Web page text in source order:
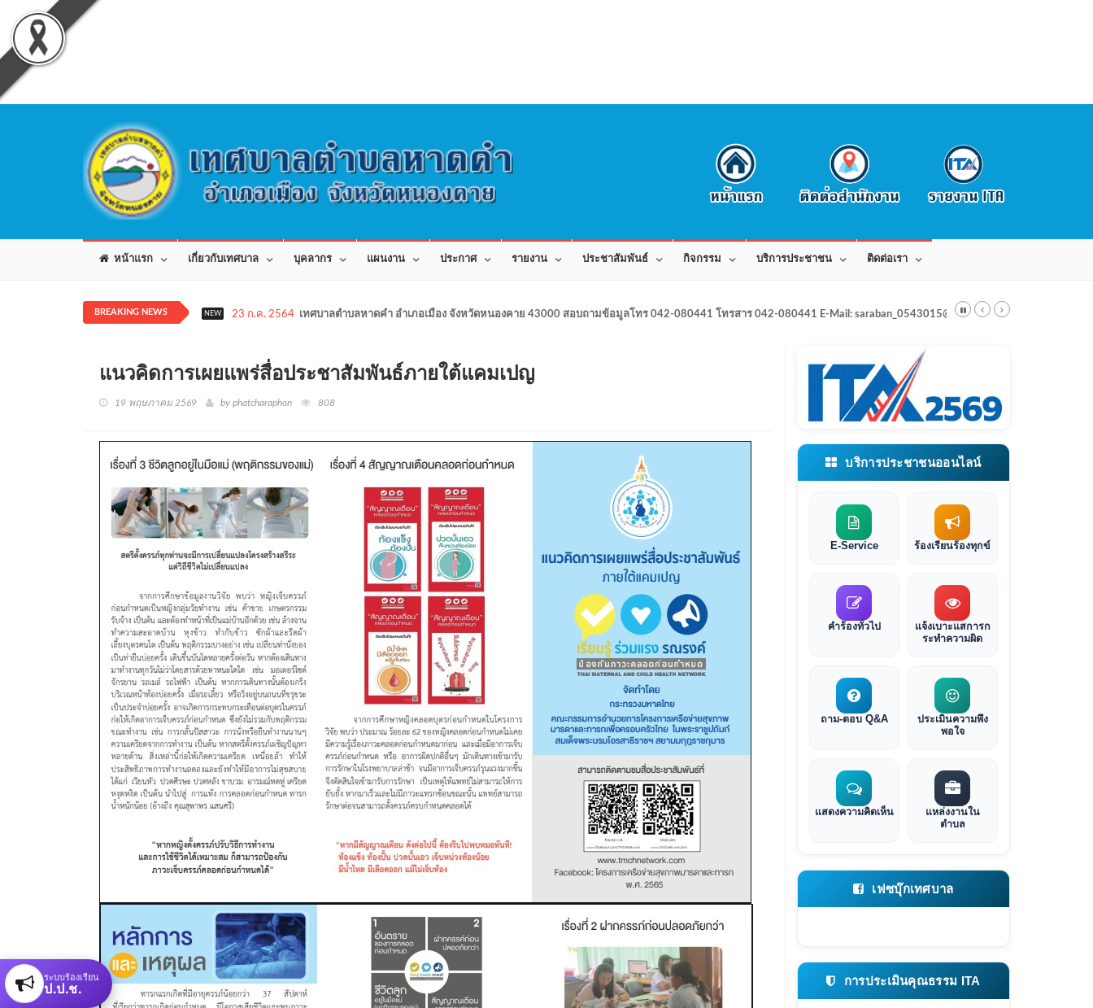
หน้าแรก เกี่ยวกับเทศบาล บุคลากร แผนงาน ประกาศ รายงาน ประชาสัมพันธ์ กิจกรรม บริการประชาชน ติดต่อเรา
BREAKING NEWS NEW 23 ก.ค. 2564 เทศบาลตำบลหาดคำ อำเภอเมือง จังหวัดหนองคาย 43000 สอบถามข้อมูลโทร 042-080441 โทรสาร 042-080441 E-Mail: saraban_0543015@dla.go.th
แนวคิดการเผยแพร่สื่อประชาสัมพันธ์ภายใต้แคมเปญ
19 พฤษภาคม 2569 by phatcharaphon 808
บริการประชาชนออนไลน์
E-Service ร้องเรียนร้องทุกข์
คำร้องทั่วไป
แจ้งเบาะแสการก
ระทำความผิด
ถาม-ตอบ Q&A
ประเมินความพึง
พอใจ
แสดงความคิดเห็น
แหล่งงานใน
ตำบล
เฟซบุ๊กเทศบาล
การประเมินคุณธรรม ITA
ระบบร้องเรียน
ป.ป.ช.